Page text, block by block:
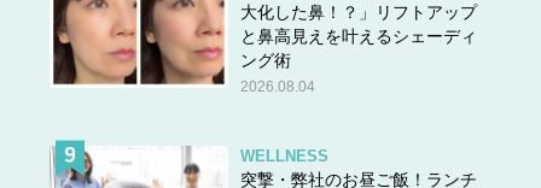
大化した鼻！？」リフトアップ
と鼻高見えを叶えるシェーディ
ング術
2026.08.04
WELLNESS
突撃・弊社のお昼ご飯！ランチ